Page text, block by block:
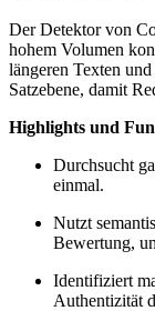
Der Detektor von
hohem Volumen
längeren Texten
Satzebene, damit
Highlights und
Durchsucht
einmal.
Nutzt
Bewertung,
Identifiziert
Authentizität